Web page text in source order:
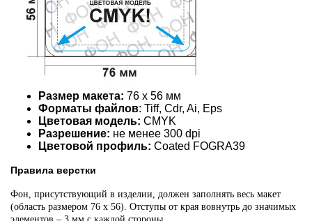
Размер макета: 76 х 56 мм
Форматы файлов: Tiff, Cdr, Ai, Eps
Цветовая модель: CMYK
Разрешение: не менее 300 dpi
Цветовой профиль: Coated FOGRA39
Правила верстки
Фон, присутствующий в изделии, должен заполнять весь макет
(область размером 76 х 56). Отступы от края вовнутрь до значимых